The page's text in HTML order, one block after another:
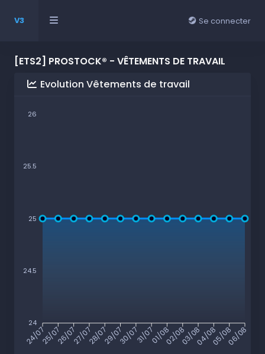
V3 Se connecter
[ETS2] PROSTOCK® - VÊTEMENTS DE TRAVAIL
Evolution Vêtements de travail
26
25.5
25
24.5
24
24/0725/0726/0727/0728/0729/0730/0731/0701/0802/0803/0804/0805/0806/08